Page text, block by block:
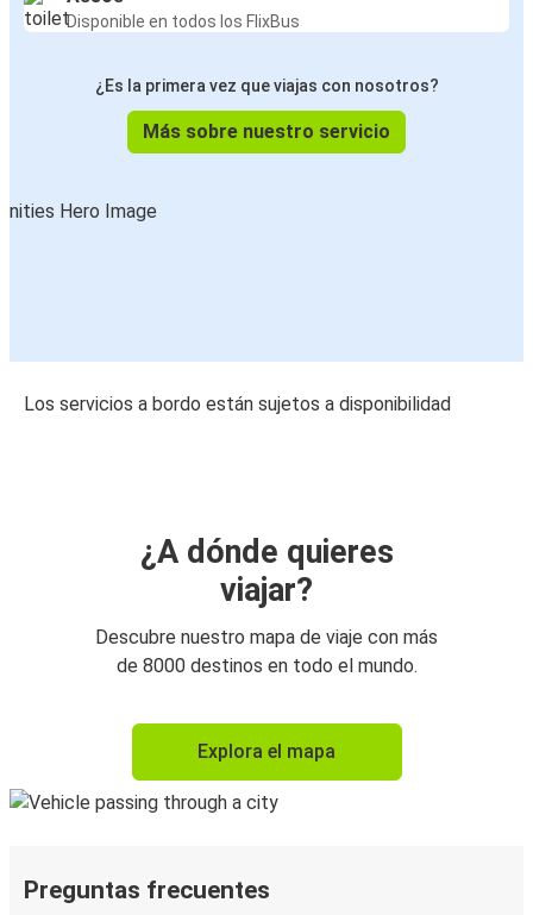
Disponible en todos los FlixBus
¿Es la primera vez que viajas con nosotros?
Más sobre nuestro servicio
Los servicios a bordo están sujetos a disponibilidad
¿A dónde quieres
viajar?
Descubre nuestro mapa de viaje con más
de 8000 destinos en todo el mundo.
Explora el mapa
Preguntas frecuentes